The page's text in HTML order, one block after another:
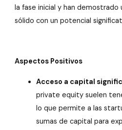
la fase inicial y han
sólido con un potencial
Aspectos Positivos
Acceso a capital
private equity suelen
lo que permite a las
sumas de capital para